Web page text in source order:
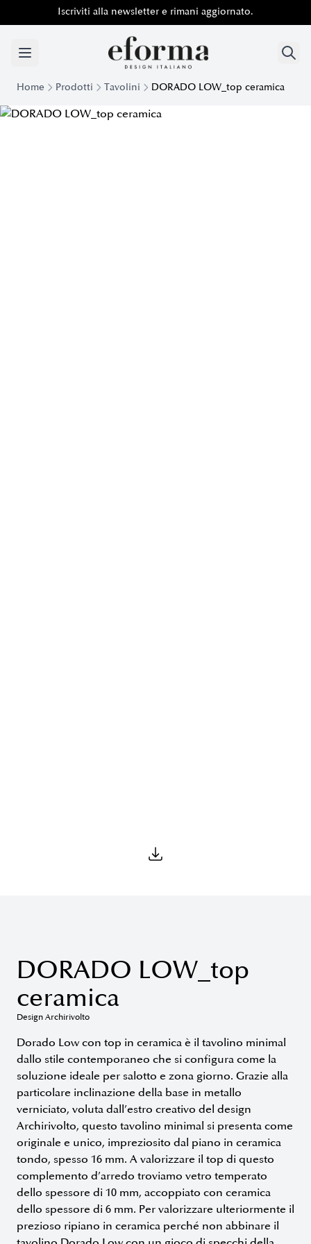
Iscriviti alla newsletter e rimani aggiornato.
Home Prodotti Tavolini DORADO LOW_top ceramica
Tavolino Minimal Dorado Low top Ceramica | Eforma
DORADO LOW_top
ceramica
Design Archirivolto
Dorado Low con top in ceramica è il tavolino minimal
dallo stile contemporaneo che si configura come la
soluzione ideale per salotto e zona giorno. Grazie alla
particolare inclinazione della base in metallo
verniciato, voluta dall’estro creativo del design
Archirivolto, questo tavolino minimal si presenta come
originale e unico, impreziosito dal piano in ceramica
tondo, spesso 16 mm. A valorizzare il top di questo
complemento d’arredo troviamo vetro temperato
dello spessore di 10 mm, accoppiato con ceramica
dello spessore di 6 mm. Per valorizzare ulteriormente il
prezioso ripiano in ceramica perché non abbinare il